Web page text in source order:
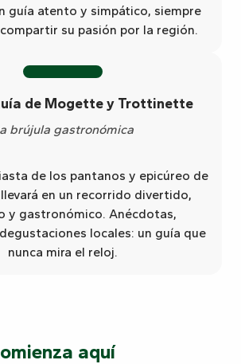
guía atento y simpático, siempre
su pasión por la región.
de Mogette y Trottinette
brújula gastronómica
de los pantanos y epicúreo de
en un recorrido divertido,
y gastronómico. Anécdotas,
locales: un guía que
nunca mira el reloj.
aquí